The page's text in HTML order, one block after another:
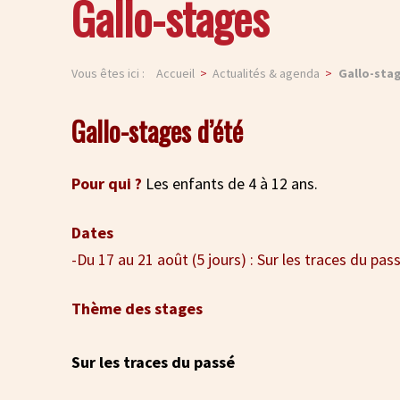
Gallo-stages
Vous êtes ici : Accueil Actualités & agenda Gallo-
Gallo-stages d’été
Pour qui ? Les enfants de 4 à 12 ans.
Dates
-Du 17 au 21 août (5 jours) : Sur les traces du
Thème des stages
Sur les traces du passé